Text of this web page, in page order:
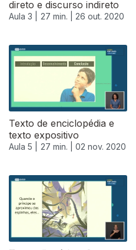
direto e discurso indireto
Aula 3 | 27 min. | 26 out. 2020
Texto de enciclopédia e
texto expositivo
Aula 5 | 27 min. | 02 nov. 2020